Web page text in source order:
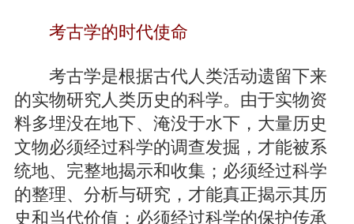
考古学的时代使命
考古学是根据古代人类活动遗留下来
的实物研究人类历史的科学。由于实物资
料多埋没在地下、淹没于水下，大量历史
文物必须经过科学的调查发掘，才能被系
统地、完整地揭示和收集；必须经过科学
的整理、分析与研究，才能真正揭示其历
史和当代价值；必须经过科学的保护传承